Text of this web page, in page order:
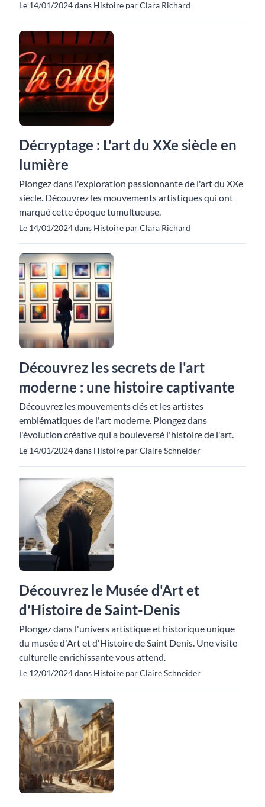
Le 14/01/2024 dans Histoire par Clara Richard
Décryptage : L'art du XXe siècle en
lumière
Plongez dans l'exploration passionnante de l'art du XXe
siècle. Découvrez les mouvements artistiques qui ont
marqué cette époque tumultueuse.
Le 14/01/2024 dans Histoire par Clara Richard
Découvrez les secrets de l'art
moderne : une histoire captivante
Découvrez les mouvements clés et les artistes
emblématiques de l'art moderne. Plongez dans
l'évolution créative qui a bouleversé l'histoire de l'art.
Le 14/01/2024 dans Histoire par Claire Schneider
Découvrez le Musée d'Art et
d'Histoire de Saint-Denis
Plongez dans l'univers artistique et historique unique
du musée d'Art et d'Histoire de Saint Denis. Une visite
culturelle enrichissante vous attend.
Le 12/01/2024 dans Histoire par Claire Schneider